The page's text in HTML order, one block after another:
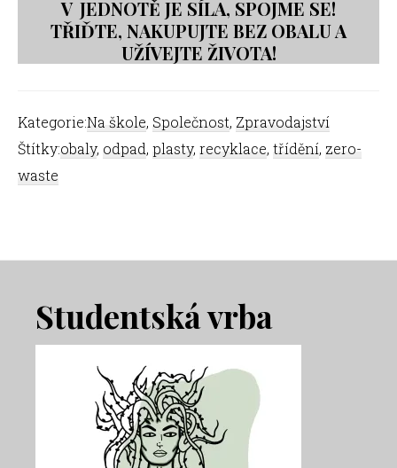
V JEDNOTĚ JE SÍLA, SPOJME SE!
TŘIĎTE, NAKUPUJTE BEZ OBALU A
UŽÍVEJTE ŽIVOTA!
Kategorie:Na škole, Společnost, Zpravodajství
Štítky:obaly, odpad, plasty, recyklace, třídění, zero-
waste
Footer
Studentská vrba